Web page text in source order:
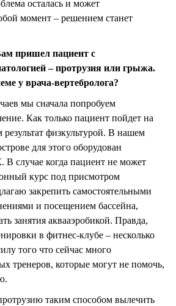
осталась и может
момент – решением станет
пришел пациент с
– протрузия или грыжа.
у врача-вертебролога?
мы сначала попробуем
Как только пациент пойдет на
результат физкультурой. В нашем
для этого оборудован
случае когда пациент не может
курс под присмотром
закрепить самостоятельными
и посещением бассейна,
занятия аквааэробикой. Правда,
в фитнес-клубе – несколько
того что сейчас много
тренеров, которые могут не помочь,
таким способом вылечить